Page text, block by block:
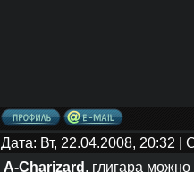
Дата: Вт, 22.04.2008, 20:32
A-Charizard, глигара можно